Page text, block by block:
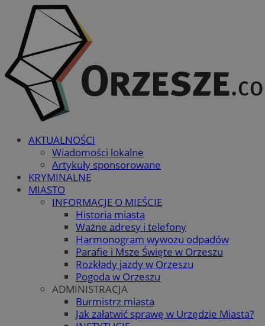
AKTUALNOŚCI
Wiadomości lokalne
Artykuły sponsorowane
KRYMINALNE
MIASTO
INFORMACJE O MIEŚCIE
Historia miasta
Ważne adresy i telefony
Harmonogram wywozu odpadów
Parafie i Msze Święte w Orzeszu
Rozkłady jazdy w Orzeszu
Pogoda w Orzeszu
ADMINISTRACJA
Burmistrz miasta
Jak załatwić sprawę w Urzędzie Miasta?